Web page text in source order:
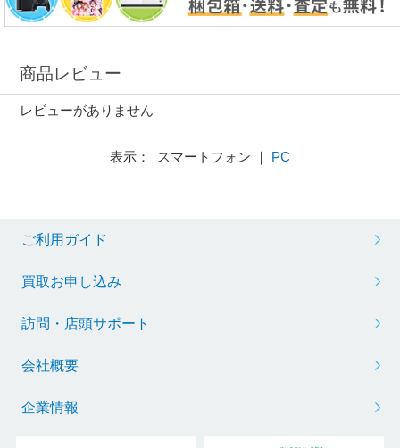
商品レビュー
レビューがありません
表示： スマートフォン ｜ PC
ご利用ガイド
買取お申し込み
訪問・店頭サポート
会社概要
企業情報